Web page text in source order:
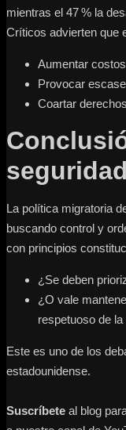
mientras el 47 % la
Críticos advierten que
Aumentar
Provocar
Coartar
La política migratoria
buscando control y
con principios
¿Se deben
¿O vale
respetuoso de la
Este es uno de los
estadounidense.
Suscríbete al blog